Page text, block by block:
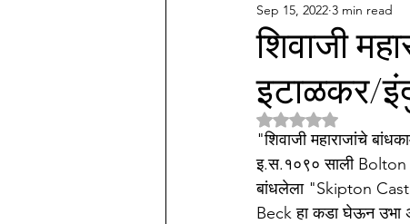
अन्य वाणी समाज
पॅथाॅलाॅजी प्रॅक्टिस संगीत
शिवाजी
इटाळकर/
Sep 15, 2022 3 min read
Rated NaN out of 5
"शिवाजी महाराजांचे
इ.स.१०९० साली Bolton
बांधलेला "Skipton
Beck हा कडा घेऊन उभा